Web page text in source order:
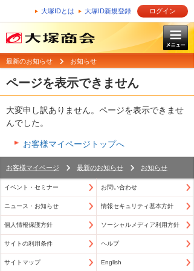
大塚IDとは 大塚ID新規登録 ログイン
最新のお知らせ お知らせ
ページを表示できません
大変申し訳ありません。ページを表示できませ
んでした。
お客様マイページトップへ
お客様マイページ 最新のお知らせ お知らせ
イベント・セミナー お問い合わせ
ニュース・お知らせ 情報セキュリティ基本方針
個人情報保護方針 ソーシャルメディア利用方針
サイトの利用条件 ヘルプ
サイトマップ English